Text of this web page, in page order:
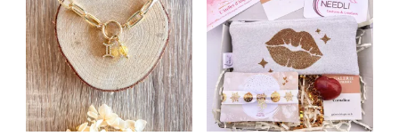
options
peuvent
être
choisies
sur